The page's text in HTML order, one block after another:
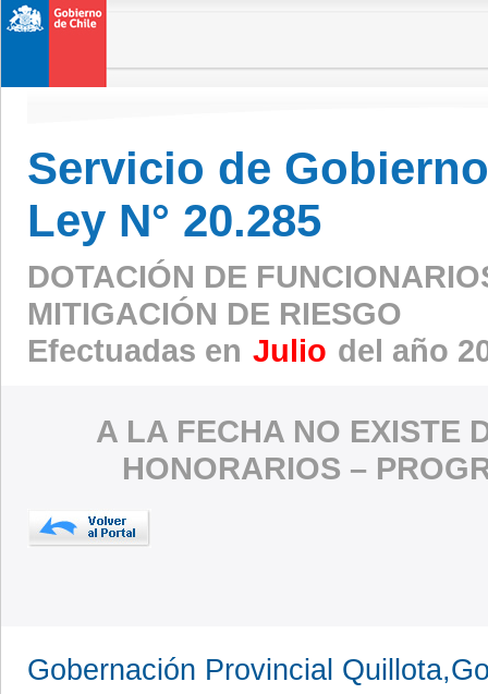
Servicio de
Ley N° 20.285
DOTACIÓN DE
MITIGACIÓN DE RIESGO
Efectuadas en Julio del año
A LA FECHA NO EXISTE
HONORARIOS –
Gobernación Provincial